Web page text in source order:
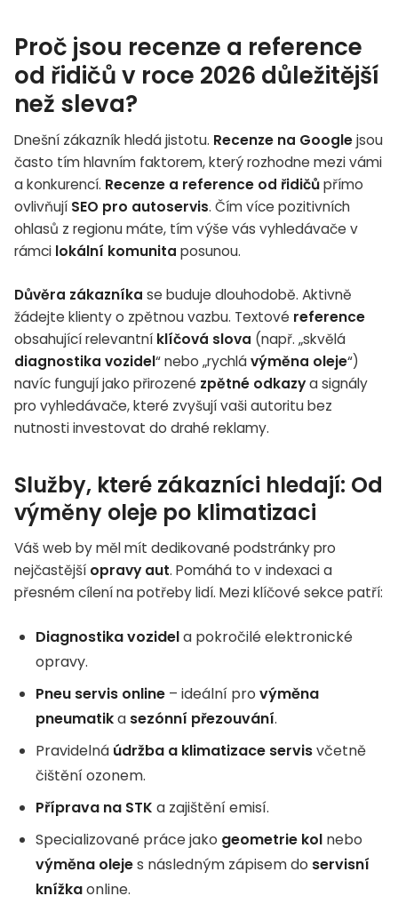
Proč jsou recenze a reference
od řidičů v roce 2026 důležitější
než sleva?
Dnešní zákazník hledá jistotu. Recenze na Googlejsou
často tím hlavním faktorem, který rozhodne mezi vámi
a konkurencí. Recenze a reference od řidičůpřímo
ovlivňují SEO pro autoservis. Čím více pozitivních
ohlasů z regionu máte, tím výše vás vyhledávače v
rámci lokální komunita posunou.
Důvěra zákazníka se buduje dlouhodobě. Aktivně
žádejte klienty o zpětnou vazbu. Textové reference
obsahující relevantní klíčová slova (např. „skvělá
diagnostika vozidel“ nebo „rychlávýměna oleje“)
navíc fungují jako přirozené zpětné odkazya signály
pro vyhledávače, které zvyšují vaši autoritu bez
nutnosti investovat do drahé reklamy.
Služby, které zákazníci hledají: Od
výměny oleje po klimatizaci
Váš web by měl mít dedikované podstránky pro
nejčastější opravy aut. Pomáhá to v indexaci a
přesném cílení na potřeby lidí. Mezi klíčové sekce patří:
Diagnostika vozidela pokročilé elektronické
opravy.
Pneu servis online – ideální pro výměna
pneumatika sezónní přezouvání.
Pravidelná údržba a klimatizace servisvčetně
čištění ozonem.
Příprava na STK a zajištění emisí.
Specializované práce jako geometrie kol nebo
výměna olejes následným zápisem do servisní
knížkaonline.